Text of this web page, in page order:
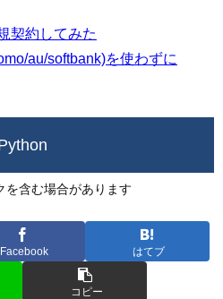
契約してみた
au/softbank)を使わずに
を含む場合があります
Facebook はてブ
コピー